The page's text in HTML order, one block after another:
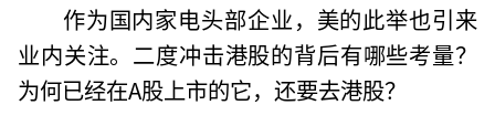
作为国内家电头部企业，美的此举也引来
业内关注。二度冲击港股的背后有哪些考量？
为何已经在A股上市的它，还要去港股？